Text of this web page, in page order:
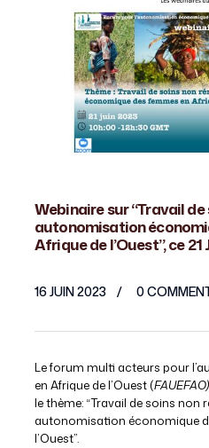
Webinaire sur “Travail
autonomisation
Afrique de l’Ouest”, ce 21
16 JUIN 2023 0
Le forum multi acteurs pour
en Afrique de l’Ouest (FAUEFAO)
le thème: “Travail de soins non
autonomisation économique
l’Ouest”.